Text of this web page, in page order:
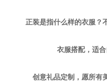
正装是指什么样的衣服？
衣服搭配，适
创意礼品定制，愿所有